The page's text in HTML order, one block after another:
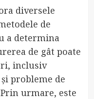
diversele
de
a determina
de gât poate
inclusiv
probleme de
urmare, este